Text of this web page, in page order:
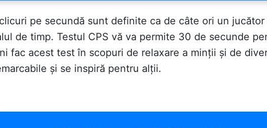
pe secundă sunt definite ca de câte ori un
de timp. Testul CPS vă va permite 30 de secunde
fac acest test în scopuri de relaxare a minții și de
și se inspiră pentru alții.